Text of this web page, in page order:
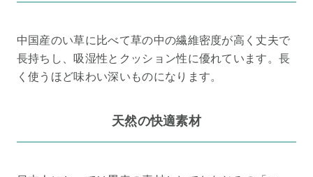
中国産のい草に比べて草の中の繊維密度が高く丈夫で
長持ちし、吸湿性とクッション性に優れています。長
く使うほど味わい深いものになります。
天然の快適素材